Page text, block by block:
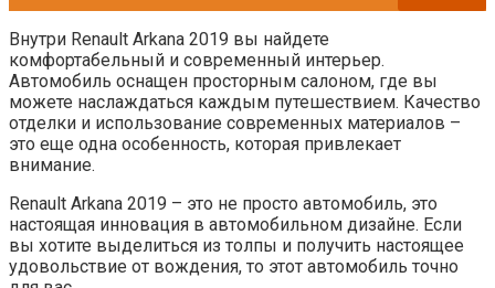
Внутри Renault Arkana 2019 вы найдете
комфортабельный и современный интерьер.
Автомобиль оснащен просторным салоном, где вы
можете наслаждаться каждым путешествием. Качество
отделки и использование современных материалов –
это еще одна особенность, которая привлекает
внимание.
Renault Arkana 2019 – это не просто автомобиль, это
настоящая инновация в автомобильном дизайне. Если
вы хотите выделиться из толпы и получить настоящее
удовольствие от вождения, то этот автомобиль точно